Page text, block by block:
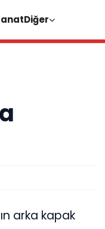
Diğer
arka kapak